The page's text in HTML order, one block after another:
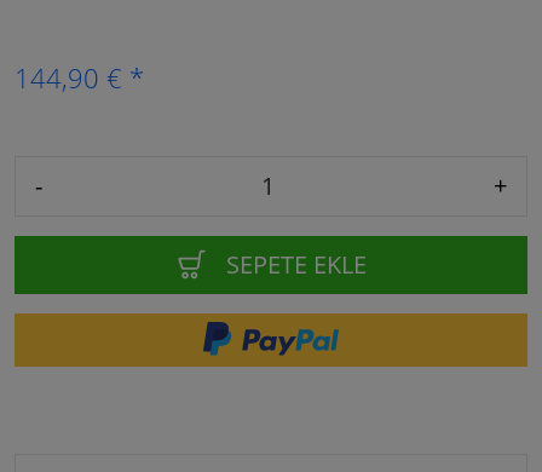
144,90 € *
- +
SEPETE EKLE